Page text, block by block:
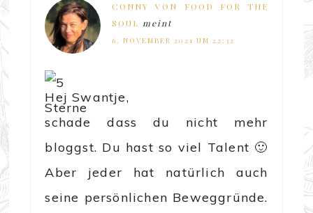
CONNY VON FOOD FOR THE
SOUL meint
6. NOVEMBER 2021 UM 22:32
Hej Swantje,
schade dass du nicht mehr
bloggst. Du hast so viel Talent 🙂
Aber jeder hat natürlich auch
seine persönlichen Beweggründe.